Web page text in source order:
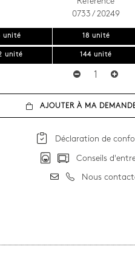
0733 / 20249
unité 18 unité
unité 144 unité
AJOUTER À MA
Déclaration de
Conseils
Nous